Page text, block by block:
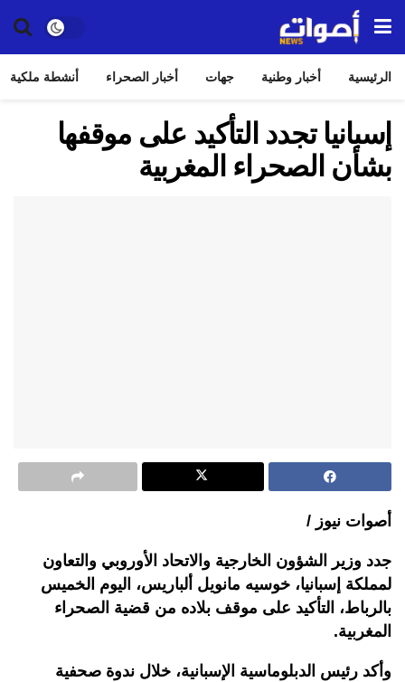
الرئيسية أخبار وطنية جهات أخبار الصحراء أنشطة ملكية
إسبانيا تجدد التأكيد على موقفها
بشأن الصحراء المغربية
أصوات نيوز /
جدد وزير الشؤون الخارجية والاتحاد الأوروبي والتعاون
لمملكة إسبانيا، خوسيه مانويل ألباريس، اليوم الخميس
بالرباط، التأكيد على موقف بلاده من قضية الصحراء
المغربية.
وأكد رئيس الدبلوماسية الإسبانية، خلال ندوة صحفية